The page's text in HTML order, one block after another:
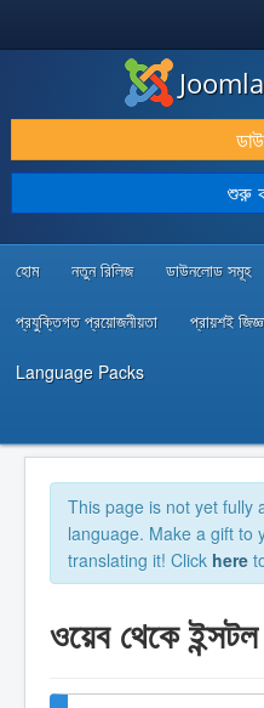
ডাউনলোড & প্রসারিত করুন
আবিষ্কার & শিখুন
কমিউনিটি & সহায়তা
শুরু
হোম নতুন রিলিজ ডাউনলোড সমূহ
প্রযুক্তিগত প্রয়োজনীয়তা প্রায়শই
Language Packs
This page is not yet fully
language. Make a gift to
translating it! Click here
ওয়েব থেকে ইন্সটল